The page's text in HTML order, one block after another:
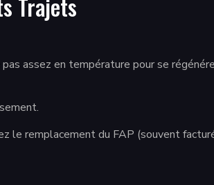
assez en température pour se
le remplacement du FAP (souvent